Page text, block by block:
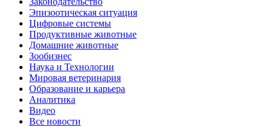
Эпизоотическая ситуация
Цифровые системы
Продуктивные животные
Домашние животные
Зообизнес
Наука и Технологии
Мировая ветеринария
Образование и карьера
Аналитика
Видео
Все новости